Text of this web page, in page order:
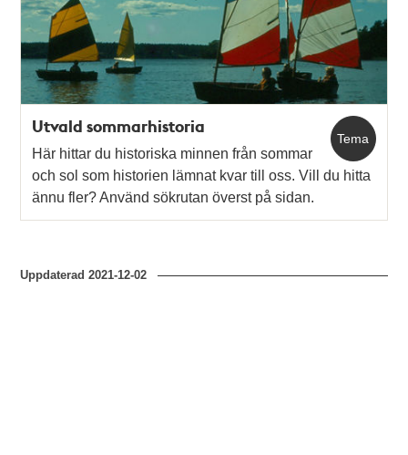
teman
Tema
Utvald sommarhistoria
Här hittar du historiska minnen från sommar
och sol som historien lämnat kvar till oss. Vill du hitta
ännu fler? Använd sökrutan överst på sidan.
Uppdaterad2021-12-02